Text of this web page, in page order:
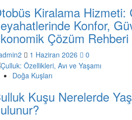
Kiralama Hizmeti:
Konfor,
Çözüm Rehberi
1 Haziran 2026 0
Doğa Kuşları
Kuşu Nerelerde